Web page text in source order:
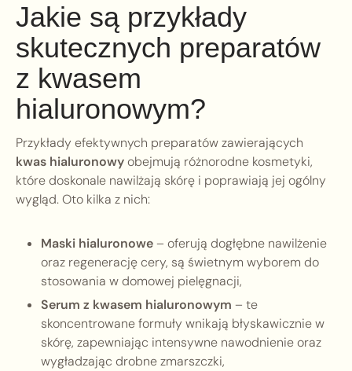
Jakie są przykłady
skutecznych preparatów
z kwasem
hialuronowym?
Przykłady efektywnych preparatów zawierających
kwas hialuronowyobejmują różnorodne kosmetyki,
które doskonale nawilżają skórę i poprawiają jej ogólny
wygląd. Oto kilka z nich:
Maski hialuronowe– oferują dogłębne nawilżenie
oraz regenerację cery, są świetnym wyborem do
stosowania w domowej pielęgnacji,
Serum z kwasem hialuronowym – te
skoncentrowane formuły wnikają błyskawicznie w
skórę, zapewniając intensywne nawodnienie oraz
wygładzając drobne zmarszczki,